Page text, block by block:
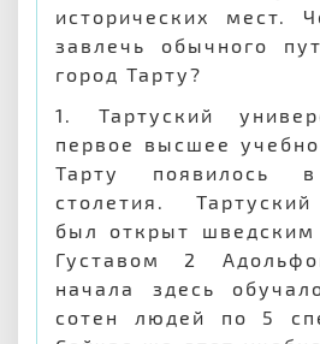
исторических мест.
завлечь обычного
город Тарту?
1. Тартуский
первое высшее
Тарту появилось
столетия.
был открыт
Густавом 2
начала здесь
сотен людей по 5